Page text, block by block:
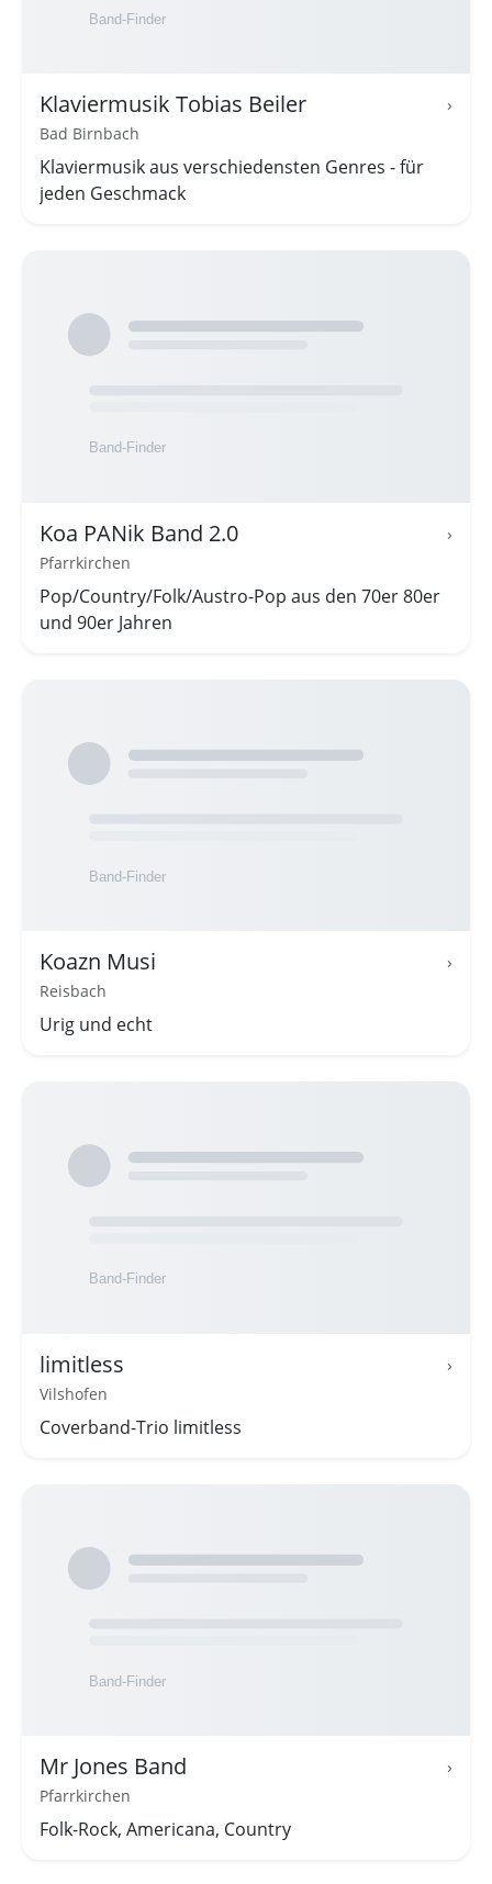
Klaviermusik Tobias Beiler ›
Bad Birnbach
Klaviermusik aus verschiedensten Genres - für
jeden Geschmack
Koa PANik Band 2.0 ›
Pfarrkirchen
Pop/Country/Folk/Austro-Pop aus den 70er 80er
und 90er Jahren
Koazn Musi ›
Reisbach
Urig und echt
limitless ›
Vilshofen
Coverband-Trio limitless
Mr Jones Band ›
Pfarrkirchen
Folk-Rock, Americana, Country